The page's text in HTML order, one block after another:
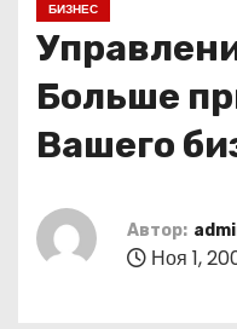
БИЗНЕС
Больше
Вашего
Автор:
Ноя 1,